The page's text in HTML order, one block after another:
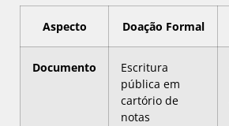
Aspecto Doação Formal
Documento
Escritura
pública em
cartório de
notas